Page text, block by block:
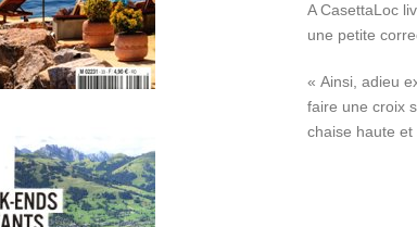
A CasettaLoc
une petite
« Ainsi, adieu
faire une croix
chaise haute